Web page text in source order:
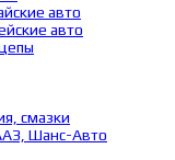
авто
авто
смазки
Шанс-Авто